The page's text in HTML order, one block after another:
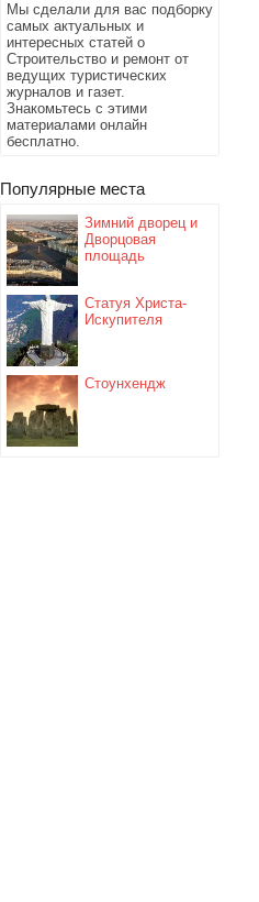
Мы сделали для вас подборку
самых актуальных и
интересных статей о
Строительство и ремонт от
ведущих туристических
журналов и газет.
Знакомьтесь с этими
материалами онлайн
бесплатно.
Популярные места
Зимний дворец и
Дворцовая
площадь
Статуя Христа-
Искупителя
Стоунхендж